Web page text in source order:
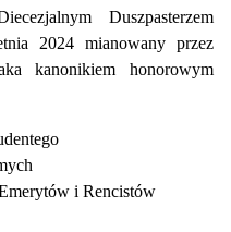
Duszpasterzem
2024 mianowany przez
kanonikiem honorowym
i Rencistów